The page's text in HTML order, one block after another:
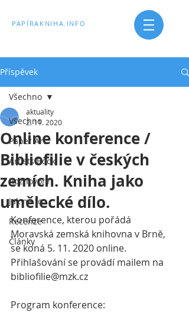
PAPÍRAKNIHA.INFO
Příspěvek
Všechno
Paper Art
Artists Book
Rozhovory
Jak na to
Recenze
Články
Všechno
Online konference /
Bibliofilie v českých
zemích. Kniha jako
umělecké dílo.
aktuality
2. 11. 2020
Konference, kterou pořádá
Moravská zemská knihovna v Brně,
se koná 5. 11. 2020 online.
Přihlašování se provádí mailem na
bibliofilie@mzk.cz
Program konference: